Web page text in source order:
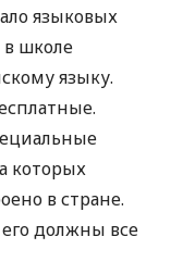
языковых
в школе
языку.
которых
в стране.
должны все